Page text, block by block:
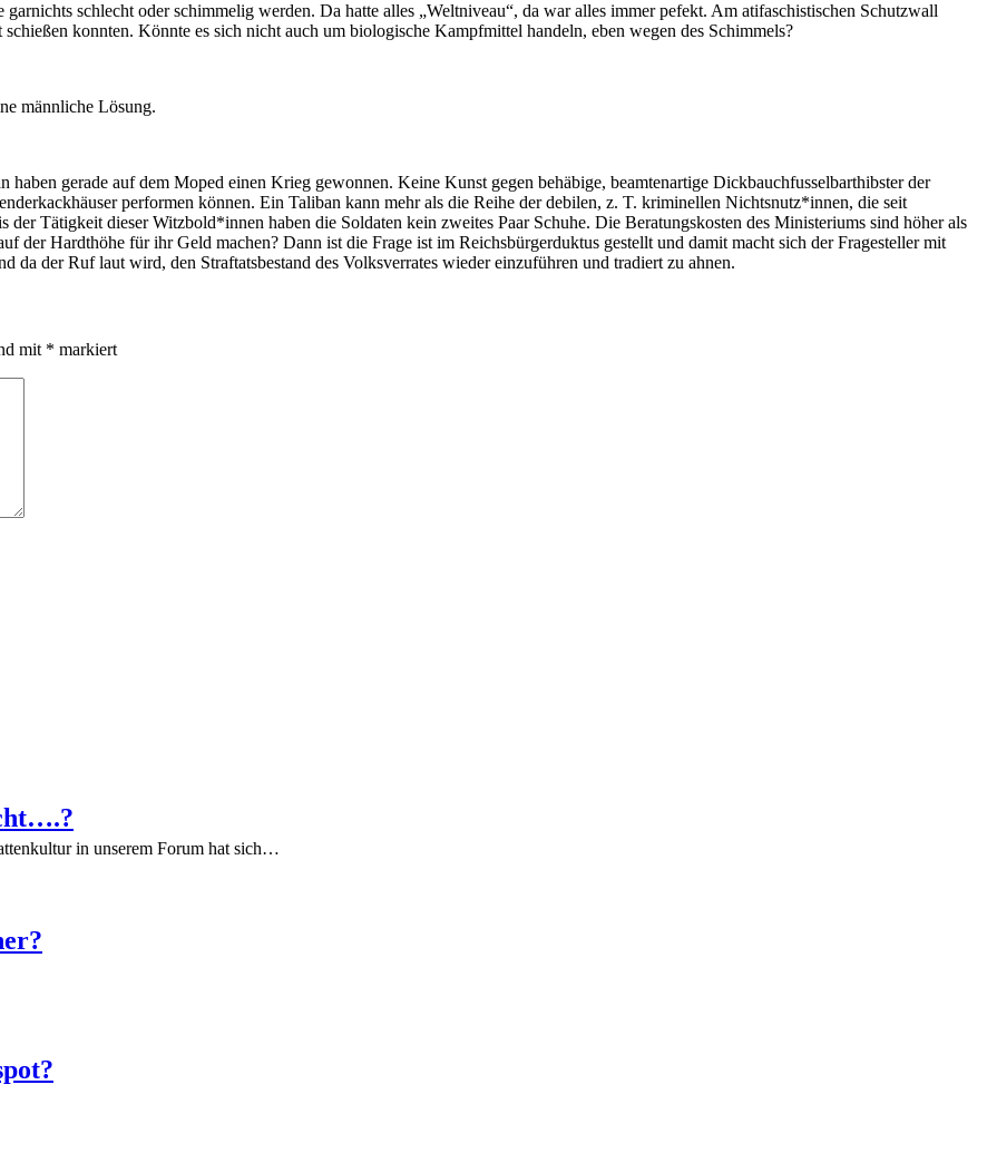
schlecht oder schimmelig werden. Da hatte alles „Weltniveau“, da war alles immer pefekt. Am atifaschistischen Schutzwall
konnten. Könnte es sich nicht auch um biologische Kampfmittel handeln, eben wegen des Schimmels?
männliche Lösung.
gerade auf dem Moped einen Krieg gewonnen. Keine Kunst gegen behäbige, beamtenartige Dickbauchfusselbarthibster der
performen können. Ein Taliban kann mehr als die Reihe der debilen, z. T. kriminellen Nichtsnutz*innen, die seit
Tätigkeit dieser Witzbold*innen haben die Soldaten kein zweites Paar Schuhe. Die Beratungskosten des Ministeriums sind höher als
der Hardthöhe für ihr Geld machen? Dann ist die Frage ist im Reichsbürgerduktus gestellt und damit macht sich der Fragesteller mit
da der Ruf laut wird, den Straftatsbestand des Volksverrates wieder einzuführen und tradiert zu ahnen.
mit * markiert
in unserem Forum hat sich…